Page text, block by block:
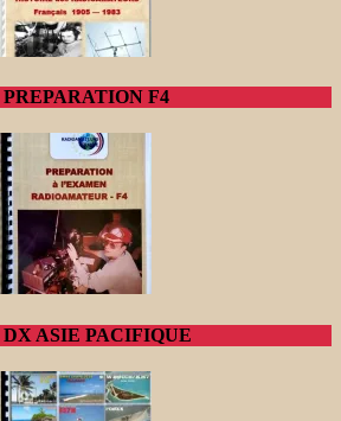
F4
ASIE PACIFIQUE